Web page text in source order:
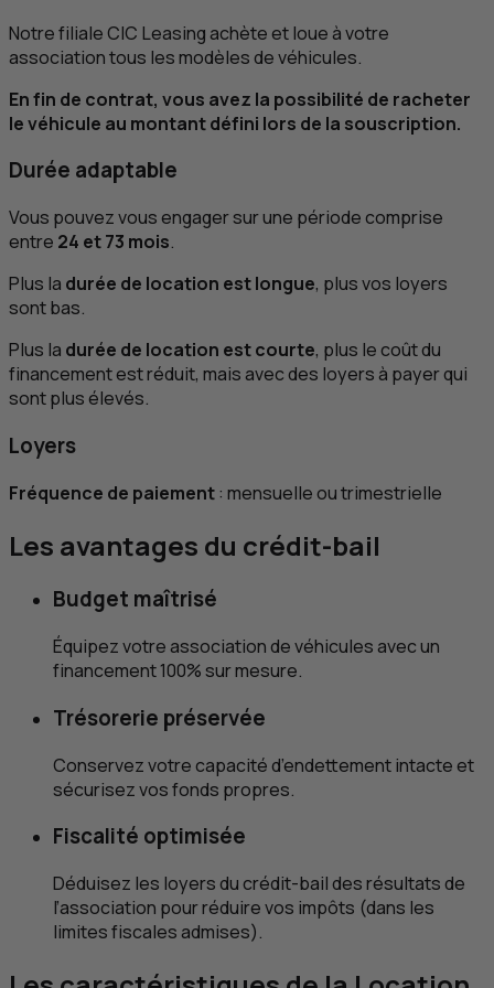
Notre filialeCIC Leasing achète et loue à votre
association tous les modèles de véhicules.
En fin de contrat, vous avez la possibilité de racheter
le véhicule au montant défini lors de la souscription.
Durée adaptable
Vous pouvez vous engager sur une période comprise
entre 24 et 73 mois.
Plus la durée de location est longue, plus vos loyers
sont bas.
Plus la durée de location est courte, plus le coût du
financement est réduit, mais avec des loyers à payer qui
sont plus élevés.
Loyers
Fréquence de paiement: mensuelle ou trimestrielle
Les avantages du crédit-bail
Budget maîtrisé
Équipez votre association de véhicules avec un
financement 100% sur mesure.
Trésorerie préservée
Conservez votre capacité d’endettement intacte et
sécurisez vos fonds propres.
Fiscalité optimisée
Déduisez les loyers du crédit-bail des résultats de
l’association pour réduire vos impôts (dans les
limites fiscales admises).